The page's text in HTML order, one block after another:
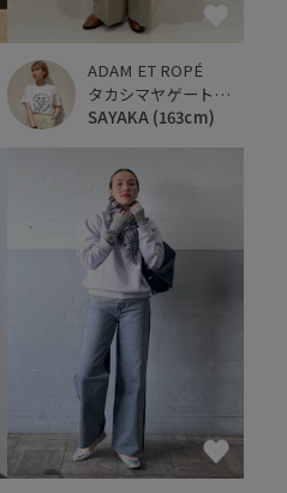
ADAM ET ROPÉ
タカシマヤゲートタワーモール
SAYAKA (163cm)